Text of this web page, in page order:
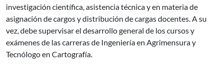
investigación científica, asistencia técnica y en materia de
asignación de cargos y distribución de cargas docentes. A su
vez, debe supervisar el desarrollo general de los cursos y
exámenes de las carreras de Ingeniería en Agrimensura y
Tecnólogo en Cartografía.